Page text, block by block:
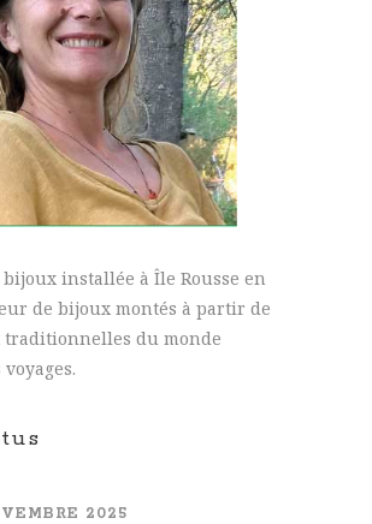
installée à Île Rousse en
de bijoux montés à partir de
traditionnelles du monde
2025